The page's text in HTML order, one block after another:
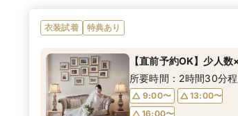
衣装試着 特典あり
【直前予約OK】少人
所要時間：2時間30分
9:00〜
13:00〜
16:00〜